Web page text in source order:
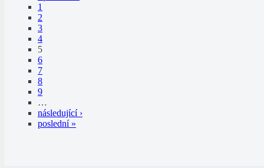
1
2
3
4
5
6
7
8
9
…
následující ›
poslední »